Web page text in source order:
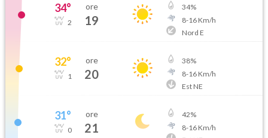
34°
2
ore
19
34%
8-16Km/h
Nord E
32°
1
ore
20
38%
8-16Km/h
Est NE
31°
0
ore
21
42%
8-16Km/h